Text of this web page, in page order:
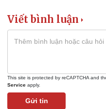
Viết bình luận
This site is protected by reCAPTCHA and
Service apply.
Gửi tin